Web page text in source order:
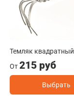
Темляк квадратный
От215 руб
Выбрать